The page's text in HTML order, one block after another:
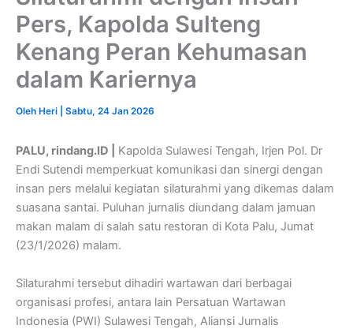
Pers, Kapolda Sulteng
Kenang Peran Kehumasan
dalam Kariernya
Oleh Heri Sabtu, 24 Jan 2026
PALU, rindang.ID |
Kapolda Sulawesi Tengah, Irjen Pol. Dr
Endi Sutendi memperkuat komunikasi dan sinergi dengan
insan pers melalui kegiatan silaturahmi yang dikemas dalam
suasana santai. Puluhan jurnalis diundang dalam jamuan
makan malam di salah satu restoran di Kota Palu, Jumat
(23/1/2026) malam.
Silaturahmi tersebut dihadiri wartawan dari berbagai
organisasi profesi, antara lain Persatuan Wartawan
Indonesia (PWI) Sulawesi Tengah, Aliansi Jurnalis